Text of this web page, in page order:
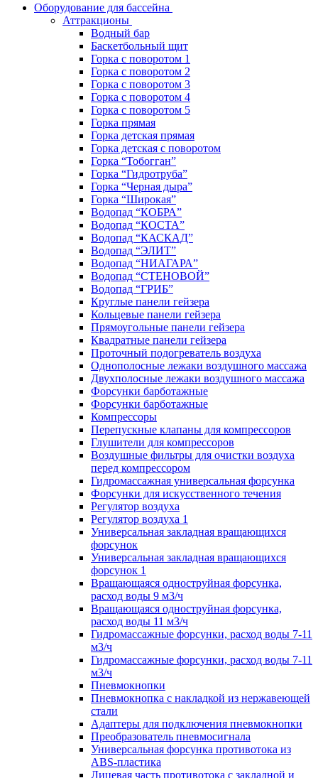
Оборудование для бассейна
Аттракционы
Водный бар
Баскетбольный щит
Горка с поворотом 1
Горка с поворотом 2
Горка с поворотом 3
Горка с поворотом 4
Горка с поворотом 5
Горка прямая
Горка детская прямая
Горка детская с поворотом
Горка “Тобогган”
Горка “Гидротруба”
Горка “Черная дыра”
Горка “Широкая”
Водопад “КОБРА”
Водопад “КОСТА”
Водопад “КАСКАД”
Водопад “ЭЛИТ”
Водопад “НИАГАРА”
Водопад “СТЕНОВОЙ”
Водопад “ГРИБ”
Круглые панели гейзера
Кольцевые панели гейзера
Прямоугольные панели гейзера
Квадратные панели гейзера
Проточный подогреватель воздуха
Однополосные лежаки воздушного массажа
Двухполосные лежаки воздушного массажа
Форсунки барботажные
Форсунки барботажные
Компрессоры
Перепускные клапаны для компрессоров
Глушители для компрессоров
Воздушные фильтры для очистки воздуха
перед компрессором
Гидромассажная универсальная форсунка
Форсунки для искусственного течения
Регулятор воздуха
Регулятор воздуха 1
Универсальная закладная вращающихся
форсунок
Универсальная закладная вращающихся
форсунок 1
Вращающаяся одноструйная форсунка,
расход воды 9 м3/ч
Вращающаяся одноструйная форсунка,
расход воды 11 м3/ч
Гидромассажные форсунки, расход воды 7-11
м3/ч
Гидромассажные форсунки, расход воды 7-11
м3/ч
Пневмокнопки
Пневмокнопка с накладкой из нержавеющей
стали
Адаптеры для подключения пневмокнопки
Преобразователь пневмосигнала
Универсальная форсунка противотока из
ABS-пластика
Лицевая часть противотока с закладной и